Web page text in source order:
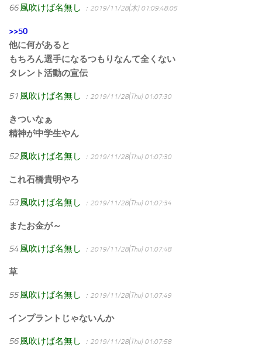
66 風吹けば名無し ：2019/11/28(木) 01:09:48.05
>>50
他に何があると
もちろん選手になるつもりなんて全くない
タレント活動の宣伝
51 風吹けば名無し ：2019/11/28(Thu) 01:07:30
きついなぁ
精神が中学生やん
52 風吹けば名無し ：2019/11/28(Thu) 01:07:30
これ石橋貴明やろ
53 風吹けば名無し ：2019/11/28(Thu) 01:07:34
またお金が～
54 風吹けば名無し ：2019/11/28(Thu) 01:07:48
草
55 風吹けば名無し ：2019/11/28(Thu) 01:07:49
インプラントじゃないんか
56 風吹けば名無し ：2019/11/28(Thu) 01:07:58